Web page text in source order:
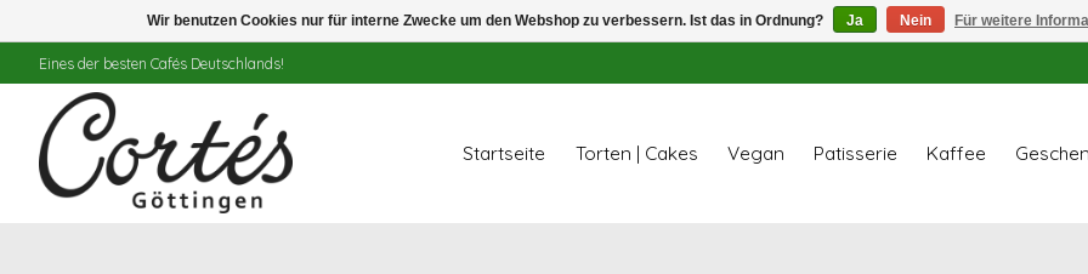
Eines der besten Cafés Deutschlands!
Startseite Torten | Cakes Vegan Patisserie Kaffee
Wir benutzen Cookies nur für interne Zwecke um den Webshop zu verbessern. Ist das in Ordnung? Ja Nein Für weitere